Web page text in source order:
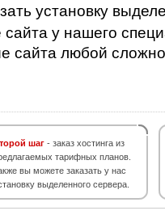
установку
сайта у нашего
сайта любой
шаг - заказ хостинга из
тарифных планов.
вы можете заказать у нас
выделенного сервера.